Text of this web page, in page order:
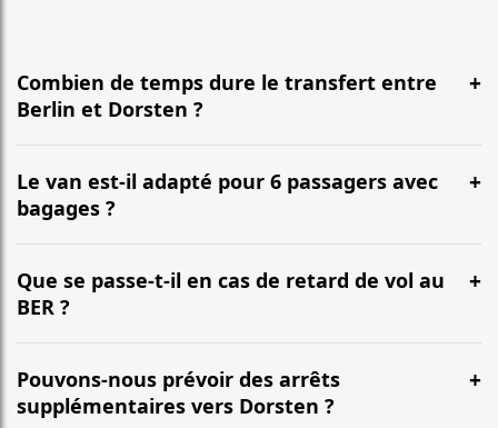
Combien de temps dure le transfert entre
Berlin et Dorsten ?
En général, la durée est d’environ 5 Std. 30 Min. pour
une distance d’environ 522 km. L’itinéraire emprunte le
plus souvent l’autoroute et peut varier selon le trafic.
Le van est-il adapté pour 6 passagers avec
bagages ?
Oui. Nos vans (Mercedes Classe V, VW Multivan) sont
conçus pour accueillir confortablement jusqu’à 6
passagers, avec une capacité habituelle de 6 à 7
Que se passe-t-il en cas de retard de vol au
BER ?
Nous suivons votre vol en temps réel. Votre chauffeur
ajuste l’heure de prise en charge, sans frais
supplémentaires pour les retards habituels.
Pouvons-nous prévoir des arrêts
supplémentaires vers Dorsten ?